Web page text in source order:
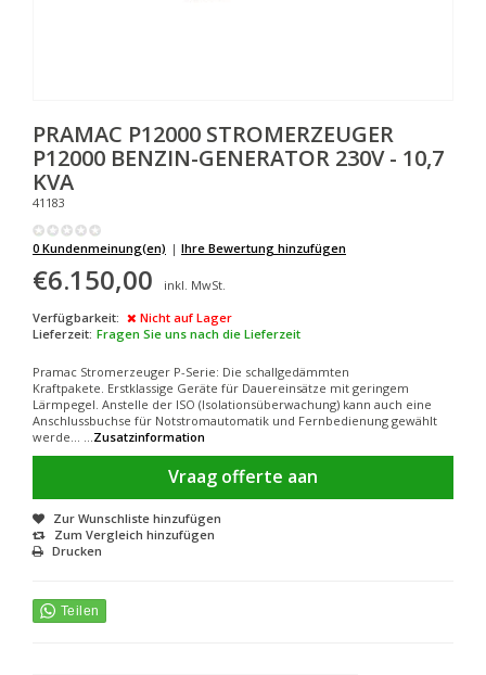
PRAMAC P12000 STROMERZEUGER
P12000 BENZIN-GENERATOR 230V - 10,7
KVA
41183
0 Kundenmeinung(en) | Ihre Bewertung hinzufügen
€6.150,00
inkl. MwSt.
Verfügbarkeit:
Nicht auf Lager
Lieferzeit: Fragen Sie uns nach die Lieferzeit
Pramac Stromerzeuger P-Serie: Die schallgedämmten
Kraftpakete. Erstklassige Geräte für Dauereinsätze mit geringem
Lärmpegel. Anstelle der ISO (Isolationsüberwachung) kann auch eine
Anschlussbuchse für Notstromautomatik und Fernbedienung gewählt
werde... ...Zusatzinformation
Vraag offerte aan
Zur Wunschliste hinzufügen
Zum Vergleich hinzufügen
Drucken